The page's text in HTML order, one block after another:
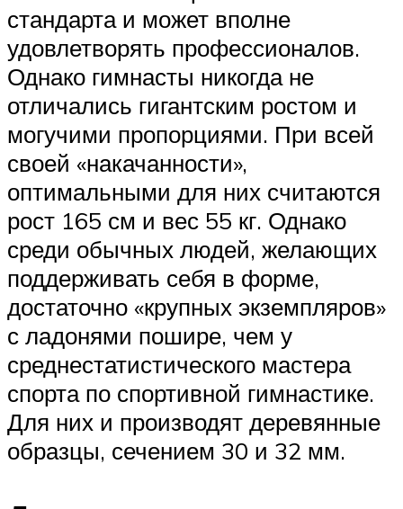
стандарта и может вполне
удовлетворять профессионалов.
Однако гимнасты никогда не
отличались гигантским ростом и
могучими пропорциями. При всей
своей «накачанности»,
оптимальными для них считаются
рост 165 см и вес 55 кг. Однако
среди обычных людей, желающих
поддерживать себя в форме,
достаточно «крупных экземпляров»
с ладонями пошире, чем у
среднестатистического мастера
спорта по спортивной гимнастике.
Для них и производят деревянные
образцы, сечением 30 и 32 мм.